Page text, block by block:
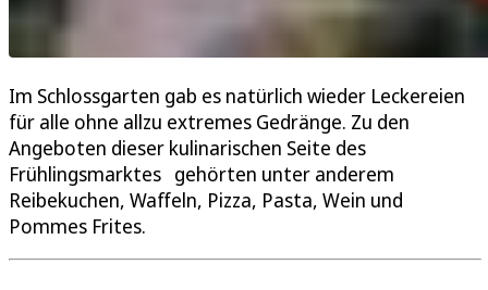
Im Schlossgarten gab es natürlich wieder Leckereien
für alle ohne allzu extremes Gedränge. Zu den
Angeboten dieser kulinarischen Seite des
Frühlingsmarktes gehörten unter anderem
Reibekuchen, Waffeln, Pizza, Pasta, Wein und
Pommes Frites.